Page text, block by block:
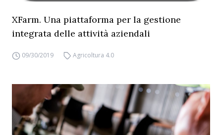
XFarm. Una piattaforma per la gestione
integrata delle attività aziendali
09/30/2019 Agricoltura 4.0